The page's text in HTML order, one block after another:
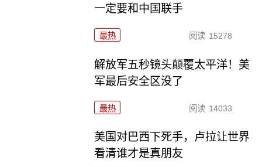
一定要和中国联手
最热 阅读 15278
解放军五秒镜头颠覆太平洋！美
军最后安全区没了
最热 阅读 14033
美国对巴西下死手，卢拉让世界
看清谁才是真朋友